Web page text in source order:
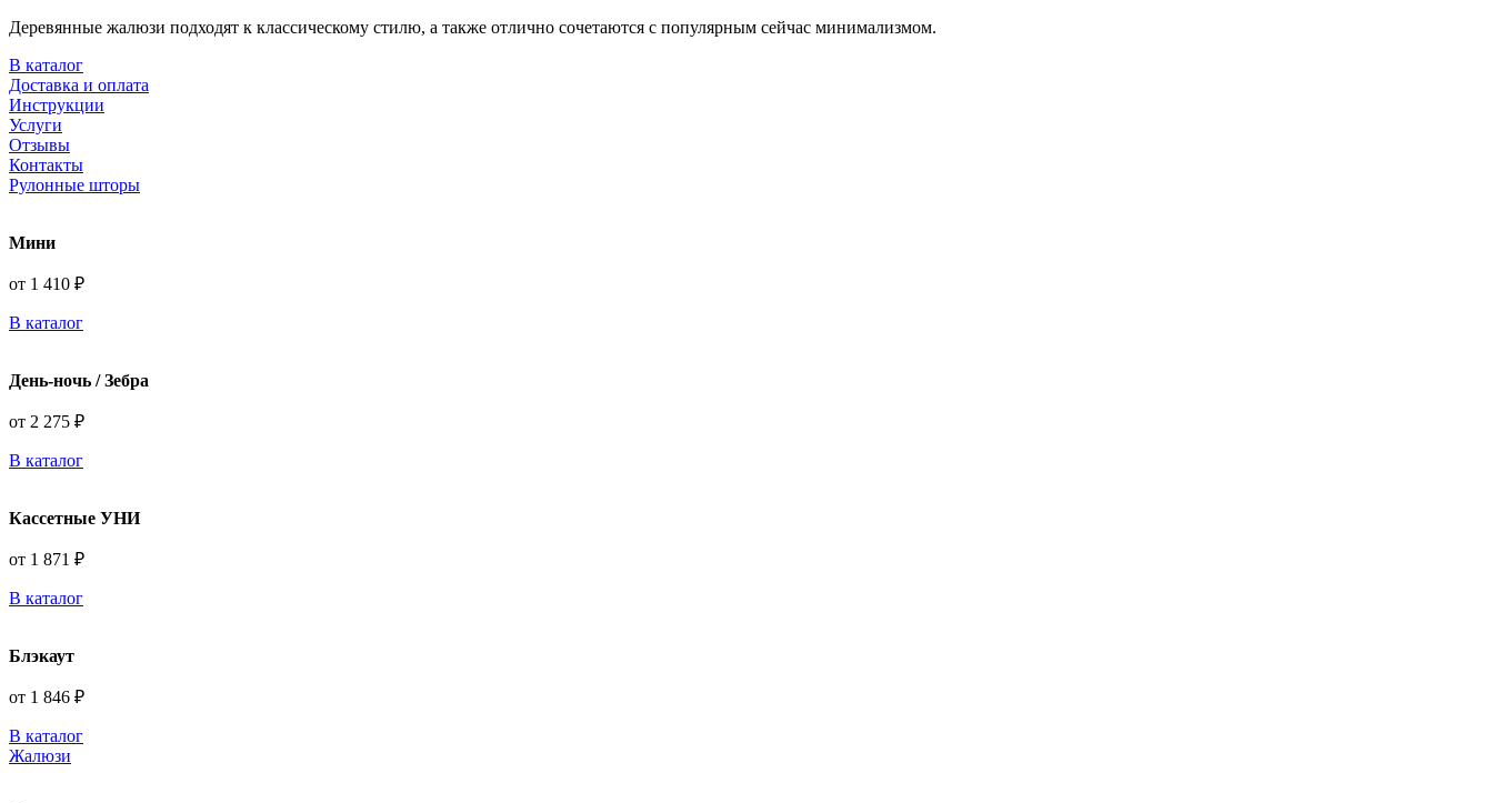
Деревянные жалюзи подходят к классическому стилю, а также отлично сочетаются с популярным сейчас минимализмом.
В каталог
Доставка и оплата
Инструкции
Услуги
Отзывы
Контакты
Рулонные шторы
Мини
от 1 410 ₽
В каталог
День-ночь / Зебра
от 2 275 ₽
В каталог
Кассетные УНИ
от 1 871 ₽
В каталог
Блэкаут
от 1 846 ₽
В каталог
Жалюзи